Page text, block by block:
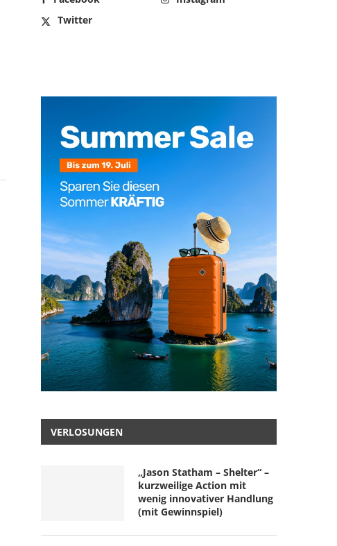
Twitter
VERLOSUNGEN
„Jason Statham – Shelter“ –
kurzweilige Action mit
wenig innovativer Handlung
(mit Gewinnspiel)